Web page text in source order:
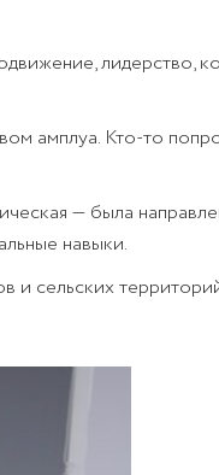
лидерство,
амплуа. Кто-то
— была
навыки.
и сельских